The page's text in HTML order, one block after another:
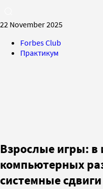
22 November 2025
Forbes Club
Практикум
Взрослые игры: в
компьютерных
системные сдвиги